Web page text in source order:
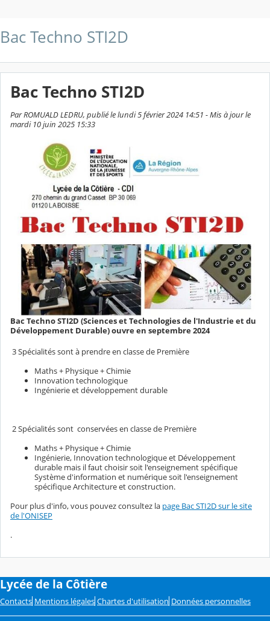
Bac Techno STI2D
Bac Techno STI2D
Par ROMUALD LEDRU, publié le lundi 5 février 2024 14:51 - Mis à jour le
mardi 10 juin 2025 15:33
Bac Techno STI2D (Sciences et Technologies de l'Industrie et du
Développement Durable) ouvre en septembre 2024
3 Spécialités sont à prendre en classe de Première
Maths + Physique + Chimie
Innovation technologique
Ingénierie et développement durable
2 Spécialités sont conservées en classe de Première
Maths + Physique + Chimie
Ingénierie, Innovation technologique et Développement
durable mais il faut choisir soit l'enseignement spécifique
Système d'information et numérique soit l'enseignement
spécifique Architecture et construction.
Pour plus d'info, vous pouvez consultez la page Bac STI2D sur le site
de l'ONISEP
.
Lycée de la Côtière
Contacts Mentions légales Chartes d'utilisation Données personnelles